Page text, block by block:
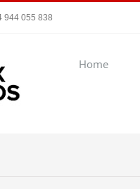
944 055 838
Home